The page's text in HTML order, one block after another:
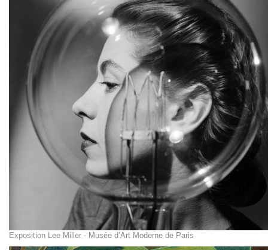
Exposition Lee Miller - Musée d’Art Moderne de Paris